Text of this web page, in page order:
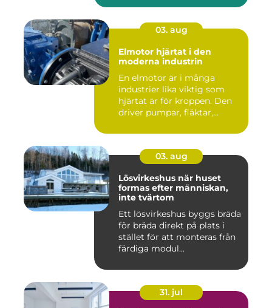
03. aug
Elmotor hjärtat i den
moderna industrin
En elmotor är i många
industrier lika viktig som
hjärtat är för kroppen. Den
driver pumpar, fläktar,...
03. aug
Lösvirkeshus när huset
formas efter människan,
inte tvärtom
Ett lösvirkeshus byggs bräda
för bräda direkt på plats i
stället för att monteras från
färdiga modul...
31. jul